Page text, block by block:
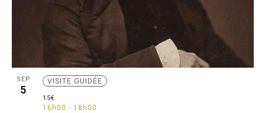
SEP
5
VISITE GUIDÉE
16h00 - 18h00
15€